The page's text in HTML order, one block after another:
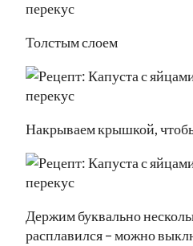
Толстым слоем
Накрываем крышкой,
Держим буквально
расплавился – можно